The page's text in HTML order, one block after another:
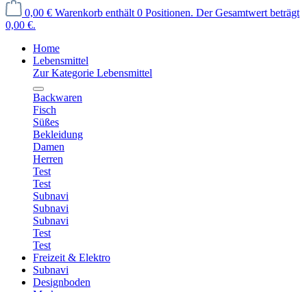
0,00 € Warenkorb enthält 0 Positionen. Der Gesamtwert beträgt
0,00 €.
Home
Lebensmittel
Zur Kategorie Lebensmittel
Backwaren
Fisch
Süßes
Bekleidung
Damen
Herren
Test
Test
Subnavi
Subnavi
Subnavi
Test
Test
Freizeit & Elektro
Subnavi
Designboden